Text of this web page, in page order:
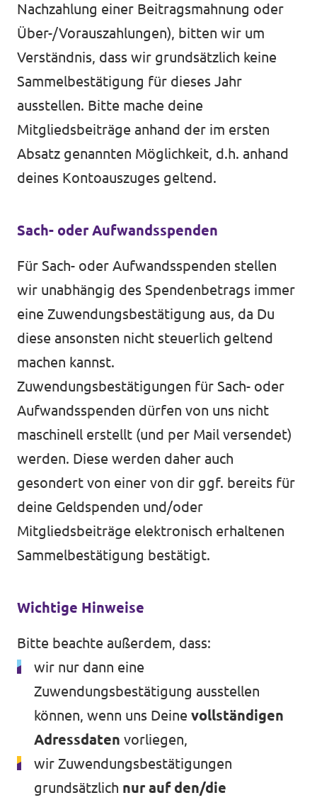
Volt in ganz Europa
Hier findest du Links zu den Websites von Volt
Volt Europa
Alle Volt Websites
Nachzahlung einer Beitragsmahnung oder
Über-/Vorauszahlungen), bitten wir um
Verständnis, dass wir grundsätzlich keine
Sammelbestätigung für dieses Jahr
ausstellen. Bitte mache deine
Mitgliedsbeiträge anhand der im ersten
Absatz genannten Möglichkeit, d.h. anhand
deines Kontoauszuges geltend.
Sach- oder Aufwandsspenden
Für Sach- oder Aufwandsspenden stellen
wir unabhängig des Spendenbetrags immer
eine Zuwendungsbestätigung aus, da Du
diese ansonsten nicht steuerlich geltend
machen kannst.
Zuwendungsbestätigungen für Sach- oder
Aufwandsspenden dürfen von uns nicht
maschinell erstellt (und per Mail versendet)
werden. Diese werden daher auch
gesondert von einer von dir ggf. bereits für
deine Geldspenden und/oder
Mitgliedsbeiträge elektronisch erhaltenen
Sammelbestätigung bestätigt.
Wichtige Hinweise
Bitte beachte außerdem, dass:
wir nur dann eine
Zuwendungsbestätigung ausstellen
können, wenn uns Deine vollständigen
Adressdaten vorliegen,
wir Zuwendungsbestätigungen
grundsätzlich nur auf den/die